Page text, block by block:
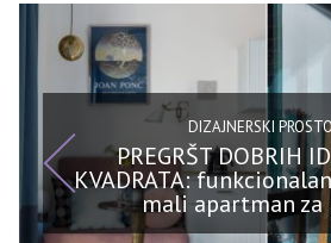
DIZAJNERSKI
PREGRŠT DOBRIH
KVADRATA:
mali apartman za